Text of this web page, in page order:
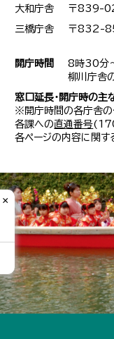
大和庁舎 〒839-
三橋庁舎 〒832-
開庁時間
8時30分
柳川庁舎
窓口延長・開庁時の主
※開庁時間の各庁舎の
各課への直通番号
各ページの内容に関す
×